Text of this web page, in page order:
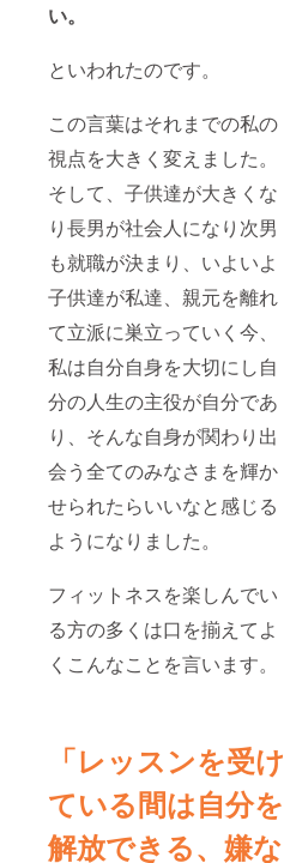
い。
といわれたのです。
この言葉はそれまでの私の
視点を大きく変えました。
そして、子供達が大きくな
り長男が社会人になり次男
も就職が決まり、いよいよ
子供達が私達、親元を離れ
て立派に巣立っていく今、
私は自分自身を大切にし自
分の人生の主役が自分であ
り、そんな自身が関わり出
会う全てのみなさまを輝か
せられたらいいなと感じる
ようになりました。
フィットネスを楽しんでい
る方の多くは口を揃えてよ
くこんなことを言います。
「レッスンを受け
ている間は自分を
解放できる、嫌な